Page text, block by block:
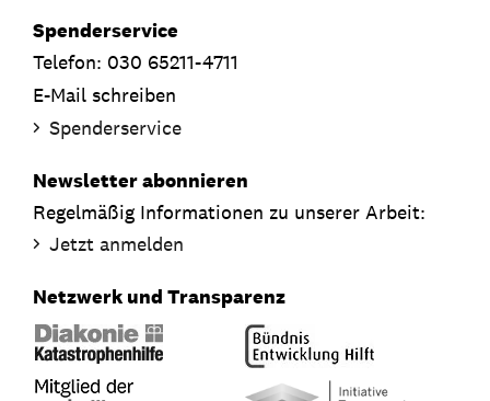
Spenderservice
Telefon: 030 65211-4711
E-Mail schreiben
Spenderservice
Newsletter abonnieren
Regelmäßig Informationen zu unserer Arbeit:
Jetzt anmelden
Netzwerk und Transparenz